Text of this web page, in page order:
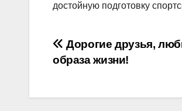
достойную подготовку
Навигация
по
записям
Дорогие друзья,
образа жизни!